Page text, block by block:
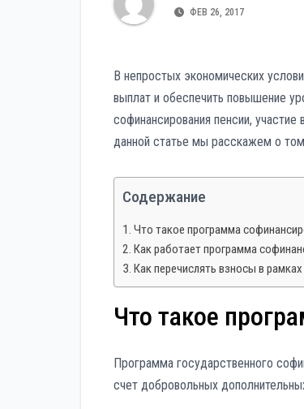
ФЕВ 26, 2017
В непростых экономических
выплат и обеспечить повышение
софинансирования пенсии,
данной статье мы расскажем о
Содержание
Что такое программа
Как работает программа
Как перечислять взносы в
Что такое
Программа государственного
счет добровольных